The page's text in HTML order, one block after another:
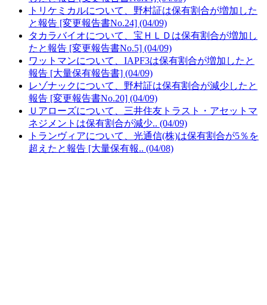
トリケミカルについて、野村証は保有割合が増加した
と報告 [変更報告書No.24] (04/09)
タカラバイオについて、宝ＨＬＤは保有割合が増加し
たと報告 [変更報告書No.5] (04/09)
ワットマンについて、IAPF3は保有割合が増加したと
報告 [大量保有報告書] (04/09)
レゾナックについて、野村証は保有割合が減少したと
報告 [変更報告書No.20] (04/09)
Ｕアローズについて、三井住友トラスト・アセットマ
ネジメントは保有割合が減少.. (04/09)
トランヴィアについて、光通信(株)は保有割合が5％を
超えたと報告 [大量保有報.. (04/08)